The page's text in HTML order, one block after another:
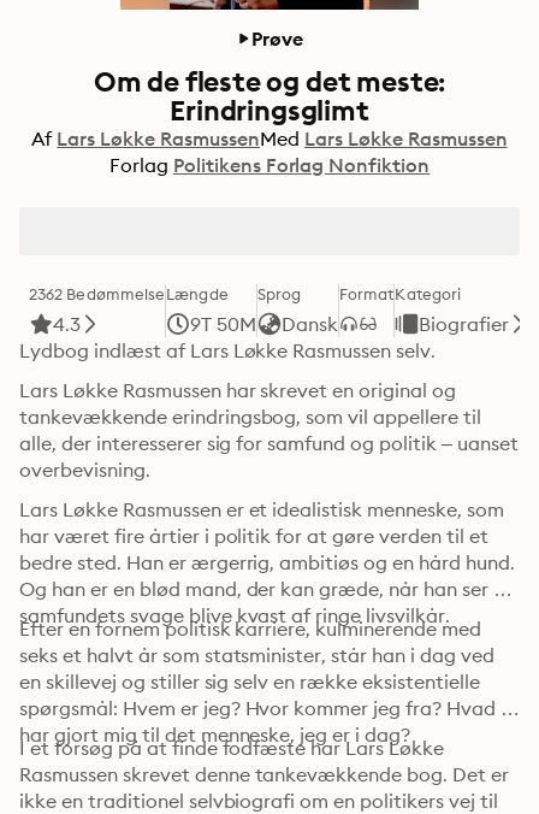
Prøve
Om de fleste og det meste:
Erindringsglimt
Af Lars Løkke RasmussenMed Lars Løkke Rasmussen
Forlag Politikens Forlag Nonfiktion
2362 Bedømmelse
4.3
Længde
9T 50M
Sprog
Dansk
FormatKategori
Biografier
Lydbog indlæst af Lars Løkke Rasmussen selv.
Lars Løkke Rasmussen har skrevet en original og
tankevækkende erindringsbog, som vil appellere til
alle, der interesserer sig for samfund og politik – uanset
overbevisning.
Lars Løkke Rasmussen er et idealistisk menneske, som
har været fire årtier i politik for at gøre verden til et
bedre sted. Han er ærgerrig, ambitiøs og en hård hund.
Og han er en blød mand, der kan græde, når han ser
samfundets svage blive kvast af ringe livsvilkår.
Efter en fornem politisk karriere, kulminerende med
seks et halvt år som statsminister, står han i dag ved
en skillevej og stiller sig selv en række eksistentielle
spørgsmål: Hvem er jeg? Hvor kommer jeg fra? Hvad
har gjort mig til det menneske, jeg er i dag?
I et forsøg på at finde fodfæste har Lars Løkke
Rasmussen skrevet denne tankevækkende bog. Det er
ikke en traditionel selvbiografi om en politikers vej til